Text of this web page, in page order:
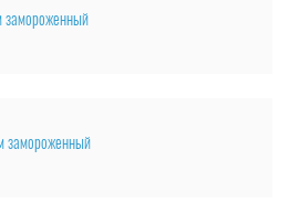
замороженный
замороженный